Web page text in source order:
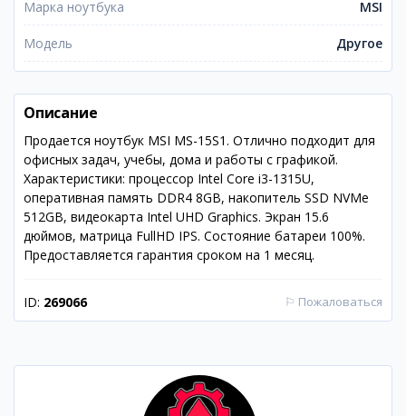
Марка ноутбука MSI
Модель Другое
Описание
Продается ноутбук MSI MS-15S1. Отлично подходит для
офисных задач, учебы, дома и работы с графикой.
Характеристики: процессор Intel Core i3-1315U,
оперативная память DDR4 8GB, накопитель SSD NVMe
512GB, видеокарта Intel UHD Graphics. Экран 15.6
дюймов, матрица FullHD IPS. Состояние батареи 100%.
Предоставляется гарантия сроком на 1 месяц.
ID: 269066 ⚐ Пожаловаться